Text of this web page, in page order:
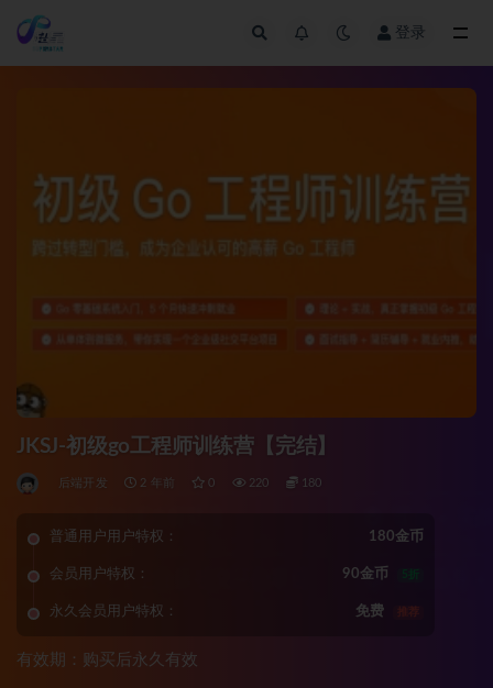
登录
JKSJ-初级go工程师训练营【完结】
后端开发 2 年前 0 220 180
普通用户用户特权： 180金币
会员用户特权： 90金币 5折
永久会员用户特权： 免费 推荐
有效期：购买后永久有效